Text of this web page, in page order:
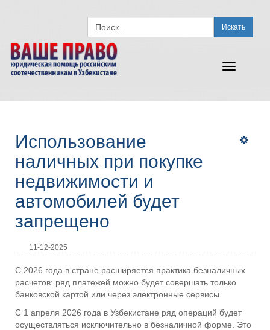
Искать
Toggle
Использование
наличных при покупке
недвижимости и
автомобилей будет
запрещено
11-12-2025
С 2026 года в стране расширяется практика безналичных
расчетов: ряд платежей можно будет совершать только
банковской картой или через электронные сервисы.
С 1 апреля 2026 года в Узбекистане ряд операций будет
осуществляться исключительно в безналичной форме. Это